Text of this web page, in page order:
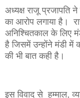
अध्यक्ष राजू प्रजापति
का आरोप लगाया है।
अनिश्चितकाल के लिए
है जिसमें उन्होंने मंडी में
की भी बात कही है।
इस विवाद से हम्माल,